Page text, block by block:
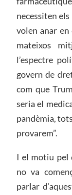
necessiten
volen anar en
mateixos
l’espectre
govern de
com que
seria el
pandèmia,
provarem”.
I el motiu pel
no va
parlar